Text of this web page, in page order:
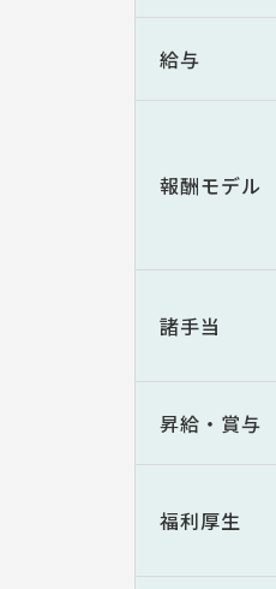
給与
報酬モデル
諸手当
昇給・賞与
福利厚生